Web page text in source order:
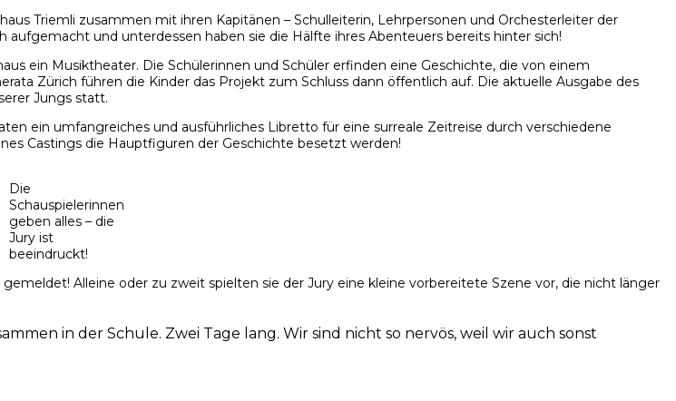
Triemli zusammen mit ihren Kapitänen – Schulleiterin, Lehrpersonen und Orchesterleiter der
und unterdessen haben sie die Hälfte ihres Abenteuers bereits hinter sich!
ein Musiktheater. Die Schülerinnen und Schüler erfinden eine Geschichte, die von einem
Zürich führen die Kinder das Projekt zum Schluss dann öffentlich auf. Die aktuelle Ausgabe des
Jungs statt.
ein umfangreiches und ausführliches Libretto für eine surreale Zeitreise durch verschiedene
Castings die Hauptfiguren der Geschichte besetzt werden!
Die
Schauspielerinnen
geben alles – die
Jury ist
beeindruckt!
Alleine oder zu zweit spielten sie der Jury eine kleine vorbereitete Szene vor, die nicht länger
in der Schule. Zwei Tage lang. Wir sind nicht so nervös, weil wir auch sonst